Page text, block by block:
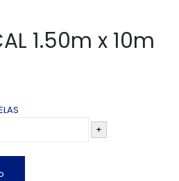
1.50m x 10m
+